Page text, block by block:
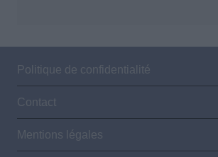
Politique de confidentialité
Contact
Mentions légales